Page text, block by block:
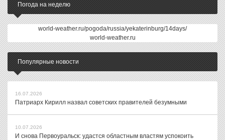
Погода на неделю
world-weather.ru/pogoda/russia/yekaterinburg/14days/
world-weather.ru
Популярные новости
16.07.2026
Патриарх Кирилл назвал советских правителей безумными
10.07.2026
И снова Первоуральск: удастся областным властям успокоить